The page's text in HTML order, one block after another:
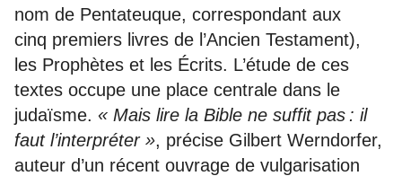
nom de Pentateuque, correspondant aux
cinq premiers livres de l’Ancien Testament),
les Prophètes et les Écrits. L’étude de ces
textes occupe une place centrale dans le
judaïsme. « Mais lire la Bible ne suffit pas : il
faut l’interpréter », précise Gilbert Werndorfer,
auteur d’un récent ouvrage de vulgarisation